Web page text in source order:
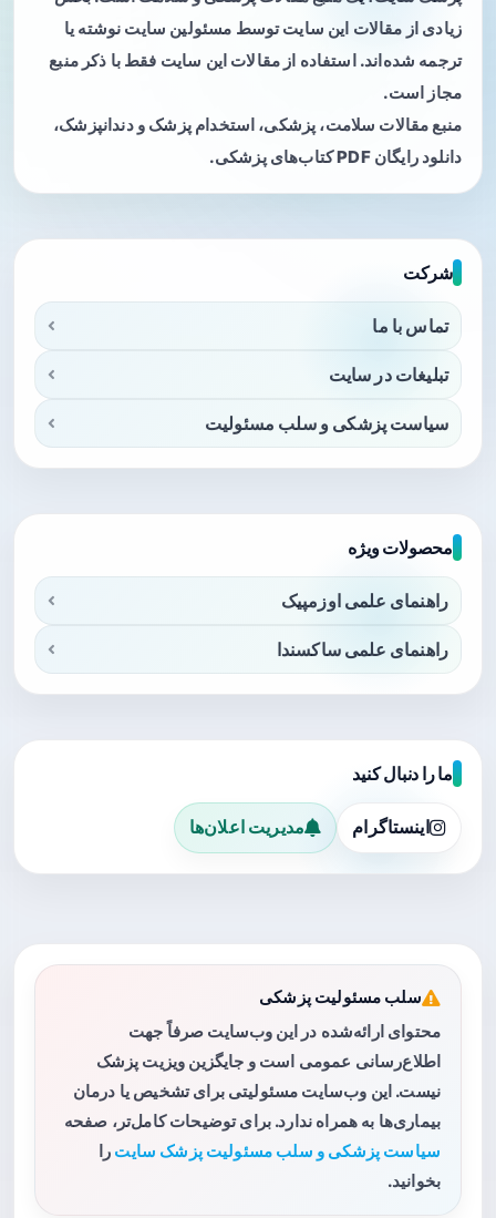
زیادی از مقالات این سایت توسط مسئولین سایت نوشته یا
ترجمه شده‌اند. استفاده از مقالات این سایت فقط با ذکر منبع
مجاز است.
منبع مقالات سلامت، پزشکی، استخدام پزشک و دندانپزشک،
دانلود رایگان PDF کتاب‌های پزشکی.
شرکت
تماس با ما
تبلیغات در سایت
سیاست پزشکی و سلب مسئولیت
محصولات ویژه
راهنمای علمی اوزمپیک
راهنمای علمی ساکسندا
ما را دنبال کنید
اینستاگرام مدیریت اعلان‌ها
سلب مسئولیت پزشکی
محتوای ارائه‌شده در این وب‌سایت صرفاً جهت
اطلاع‌رسانی عمومی است و جایگزین ویزیت پزشک
نیست. این وب‌سایت مسئولیتی برای تشخیص یا درمان
بیماری‌ها به همراه ندارد. برای توضیحات کامل‌تر، صفحه
سیاست پزشکی و سلب مسئولیت پزشک سایت را
بخوانید.